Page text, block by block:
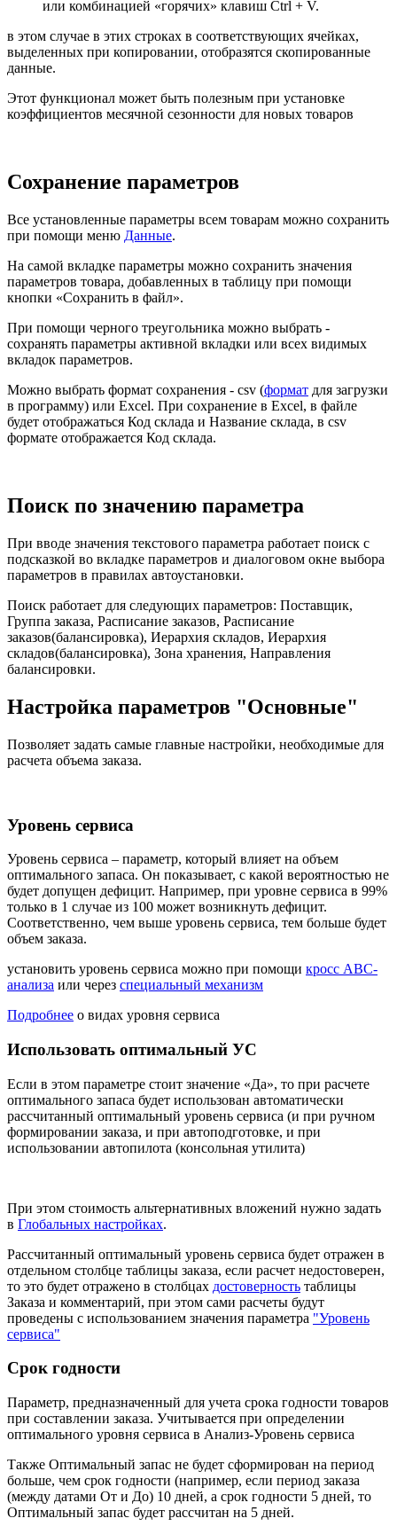
или комбинацией «горячих» клавиш Ctrl + V.
в этом случае в этих строках в соответствующих ячейках,
выделенных при копировании, отобразятся скопированные
данные.
Этот функционал может быть полезным при установке
коэффициентов месячной сезонности для новых товаров
Сохранение параметров
Все установленные параметры всем товарам можно сохранить
при помощи меню Данные.
На самой вкладке параметры можно сохранить значения
параметров товара, добавленных в таблицу при помощи
кнопки «Сохранить в файл».
При помощи черного треугольника можно выбрать -
сохранять параметры активной вкладки или всех видимых
вкладок параметров.
Можно выбрать формат сохранения - csv (формат для загрузки
в программу) или Excel. При сохранение в Excel, в файле
будет отображаться Код склада и Название склада, в csv
формате отображается Код склада.
Поиск по значению параметра
При вводе значения текстового параметра работает поиск с
подсказкой во вкладке параметров и диалоговом окне выбора
параметров в правилах автоустановки.
Поиск работает для следующих параметров: Поставщик,
Группа заказа, Расписание заказов, Расписание
заказов(балансировка), Иерархия складов, Иерархия
складов(балансировка), Зона хранения, Направления
балансировки.
Настройка параметров "Основные"
Позволяет задать самые главные настройки, необходимые для
расчета объема заказа.
Уровень сервиса
Уровень сервиса – параметр, который влияет на объем
оптимального запаса. Он показывает, с какой вероятностью не
будет допущен дефицит. Например, при уровне сервиса в 99%
только в 1 случае из 100 может возникнуть дефицит.
Соответственно, чем выше уровень сервиса, тем больше будет
объем заказа.
установить уровень сервиса можно при помощи кросс ABC-
анализа или через специальный механизм
Подробнее о видах уровня сервиса
Использовать оптимальный УС
Если в этом параметре стоит значение «Да», то при расчете
оптимального запаса будет использован автоматически
рассчитанный оптимальный уровень сервиса (и при ручном
формировании заказа, и при автоподготовке, и при
использовании автопилота (консольная утилита)
При этом стоимость альтернативных вложений нужно задать
в Глобальных настройках.
Рассчитанный оптимальный уровень сервиса будет отражен в
отдельном столбце таблицы заказа, если расчет недостоверен,
то это будет отражено в столбцах достоверность таблицы
Заказа и комментарий, при этом сами расчеты будут
проведены с использованием значения параметра "Уровень
сервиса"
Срок годности
Параметр, предназначенный для учета срока годности товаров
при составлении заказа. Учитывается при определении
оптимального уровня сервиса в Анализ-Уровень сервиса
Также Оптимальный запас не будет сформирован на период
больше, чем срок годности (например, если период заказа
(между датами От и До) 10 дней, а срок годности 5 дней, то
Оптимальный запас будет рассчитан на 5 дней.